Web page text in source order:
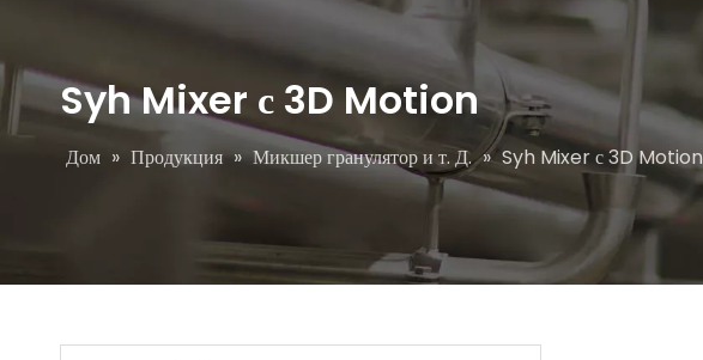
Syh Mixer с 3D Motion
Дом » Продукция » Микшер гранулятор и т. Д. » Syh Mixer с 3D Motion